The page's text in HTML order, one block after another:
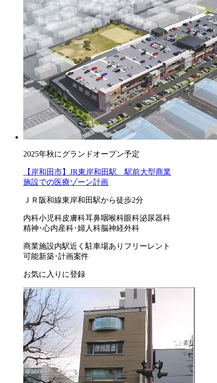
2025年秋にグランドオープン予定
【岸和田市】JR東岸和田駅 駅前大型商業
施設での医療ゾーン計画
ＪＲ阪和線東岸和田駅から徒歩2分
内科小児科皮膚科耳鼻咽喉科眼科泌尿器科
精神･心内産科･婦人科脳神経外科
商業施設内駅近く 駐車場あり フリーレント
可能新築･計画案件
お気に入りに登録